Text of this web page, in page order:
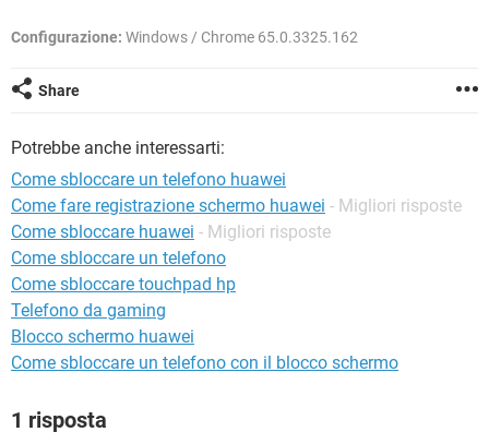
HARDWARE
Configurazione: Windows / Chrome 65.0.3325.162
Share
Potrebbe anche interessarti:
Come sbloccare un telefono huawei
Come fare registrazione schermo huawei - Migliori risposte
Come sbloccare huawei - Migliori risposte
Come sbloccare un telefono
Come sbloccare touchpad hp
Telefono da gaming
Blocco schermo huawei
Come sbloccare un telefono con il blocco schermo
1 risposta